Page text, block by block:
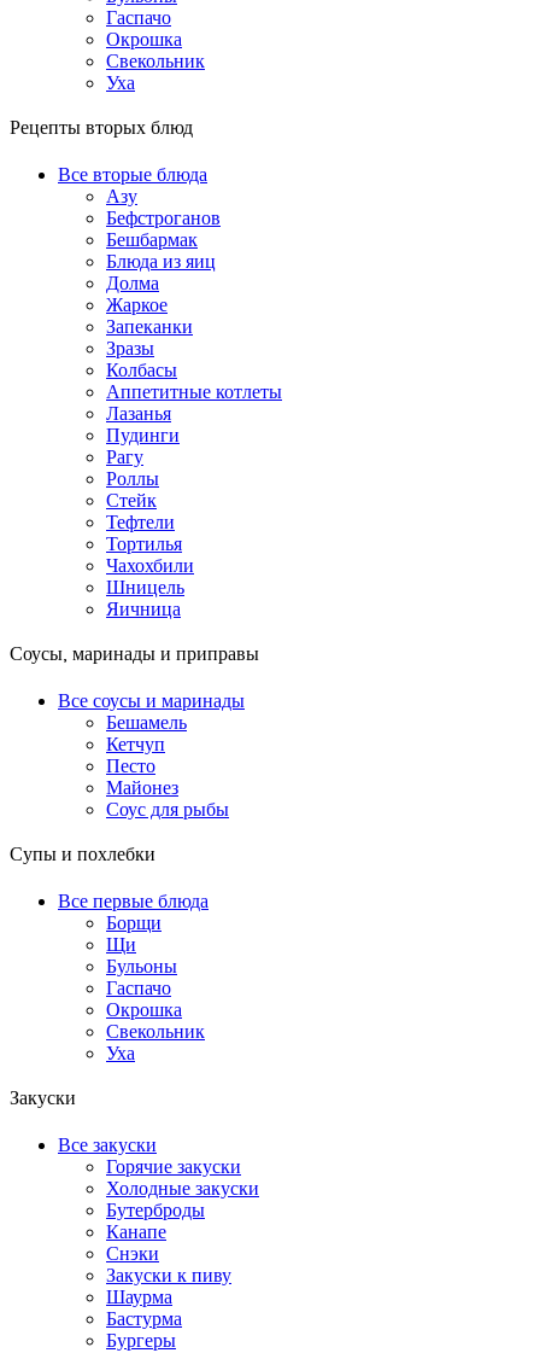
Гаспачо
Окрошка
Свекольник
Уха
Рецепты вторых блюд
Все вторые блюда
Азу
Бефстроганов
Бешбармак
Блюда из яиц
Долма
Жаркое
Запеканки
Зразы
Колбасы
Аппетитные котлеты
Лазанья
Пудинги
Рагу
Роллы
Стейк
Тефтели
Тортилья
Чахохбили
Шницель
Яичница
Соусы, маринады и приправы
Все соусы и маринады
Бешамель
Кетчуп
Песто
Майонез
Соус для рыбы
Супы и похлебки
Все первые блюда
Борщи
Щи
Бульоны
Гаспачо
Окрошка
Свекольник
Уха
Закуски
Все закуски
Горячие закуски
Холодные закуски
Бутерброды
Канапе
Снэки
Закуски к пиву
Шаурма
Бастурма
Бургеры